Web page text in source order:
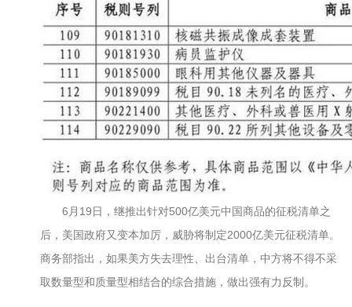
6月19日，继推出针对500亿美元中国商品的征税清单之
后，美国政府又变本加厉，威胁将制定2000亿美元征税清单。
商务部指出，如果美方失去理性、出台清单，中方将不得不采
取数量型和质量型相结合的综合措施，做出强有力反制。